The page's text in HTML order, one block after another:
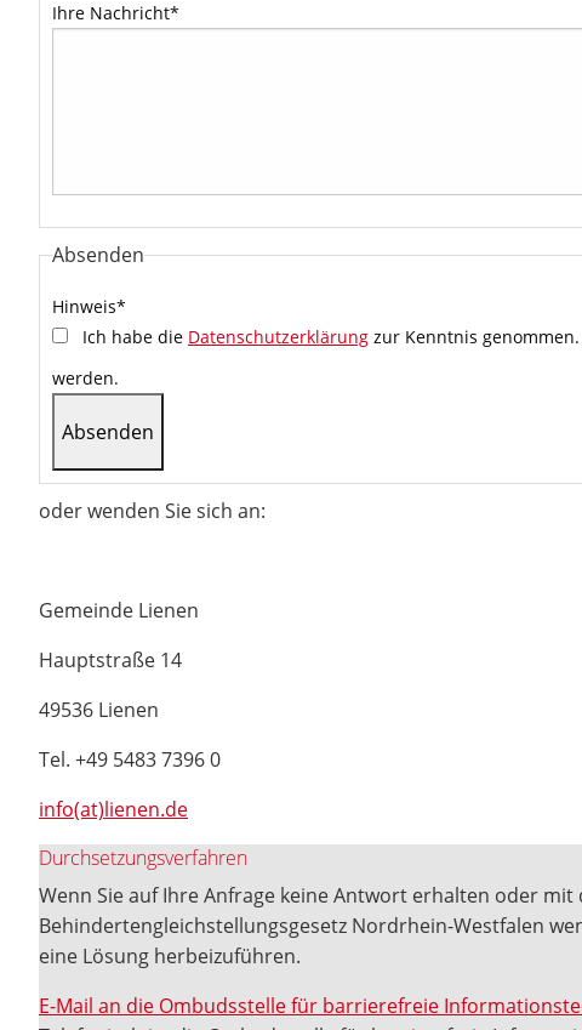
Ihre Nachricht*
Absenden
Hinweis*
Ich habe die Datenschutzerklärung zur Kenntnis
werden.
oder wenden Sie sich an:
Gemeinde Lienen
Hauptstraße 14
49536 Lienen
Tel. +49 5483 7396 0
info(at)lienen.de
Durchsetzungsverfahren
Wenn Sie auf Ihre Anfrage keine Antwort erhalten oder
Behindertengleichstellungsgesetz Nordrhein-Westfalen
eine Lösung herbeizuführen.
E-Mail an die Ombudsstelle für barrierefreie